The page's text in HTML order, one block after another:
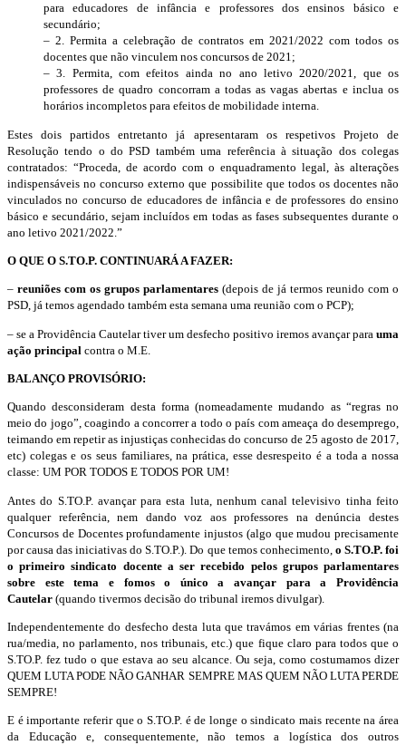
para educadores de infância e professores dos ensinos básico e
secundário;
– 2. Permita a celebração de contratos em 2021/2022 com todos os
docentes que não vinculem nos concursos de 2021;
– 3. Permita, com efeitos ainda no ano letivo 2020/2021, que os
professores de quadro concorram a todas as vagas abertas e inclua os
horários incompletos para efeitos de mobilidade interna.
Estes dois partidos entretanto já apresentaram os respetivos Projeto de
Resolução tendo o do PSD também uma referência à situação dos colegas
contratados: “Proceda, de acordo com o enquadramento legal, às alterações
indispensáveis no concurso externo que possibilite que todos os docentes não
vinculados no concurso de educadores de infância e de professores do ensino
básico e secundário, sejam incluídos em todas as fases subsequentes durante o
ano letivo 2021/2022.”
O QUE O S.TO.P. CONTINUARÁ A FAZER:
– reuniões com os grupos parlamentares (depois de já termos reunido com o
PSD, já temos agendado também esta semana uma reunião com o PCP);
– se a Providência Cautelar tiver um desfecho positivo iremos avançar para uma
ação principal contra o M.E.
BALANÇO PROVISÓRIO:
Quando desconsideram desta forma (nomeadamente mudando as “regras no
meio do jogo”, coagindo a concorrer a todo o país com ameaça do desemprego,
teimando em repetir as injustiças conhecidas do concurso de 25 agosto de 2017,
etc) colegas e os seus familiares, na prática, esse desrespeito é a toda a nossa
classe: UM POR TODOS E TODOS POR UM!
Antes do S.TO.P. avançar para esta luta, nenhum canal televisivo tinha feito
qualquer referência, nem dando voz aos professores na denúncia destes
Concursos de Docentes profundamente injustos (algo que mudou precisamente
por causa das iniciativas do S.TO.P.). Do que temos conhecimento, o S.TO.P. foi
o primeiro sindicato docente a ser recebido pelos grupos parlamentares
sobre este tema e fomos o único a avançar para a Providência
Cautelar (quando tivermos decisão do tribunal iremos divulgar).
Independentemente do desfecho desta luta que travámos em várias frentes (na
rua/media, no parlamento, nos tribunais, etc.) que fique claro para todos que o
S.TO.P. fez tudo o que estava ao seu alcance . Ou seja, como costumamos dizer
QUEM LUTA PODE NÃO GANHAR SEMPRE MAS QUEM NÃO LUTA PERDE
SEMPRE!
E é importante referir que o S.TO.P. é de longe o sindicato mais recente na área
da Educação e, consequentemente, não temos a logística dos outros